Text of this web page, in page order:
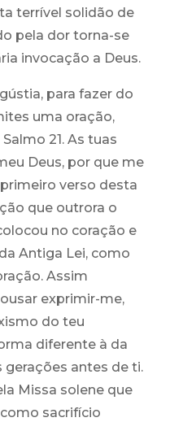
terrível solidão de
pela dor torna-se
invocação a Deus.
para fazer do
uma oração,
21. As tuas
Deus, por que me
verso desta
que outrora o
no coração e
Antiga Lei, como
Assim
exprimir-me,
do teu
diferente à da
gerações antes de ti.
Missa solene que
sacrifício